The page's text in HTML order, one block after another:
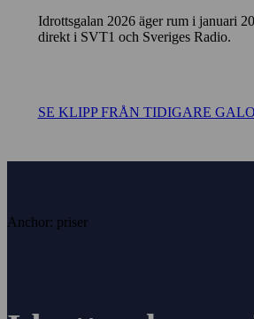
Idrottsgalan 2026 äger rum i januari
direkt i SVT1 och Sveriges Radio.
SE KLIPP FRÅN TIDIGARE
Anchor: priser